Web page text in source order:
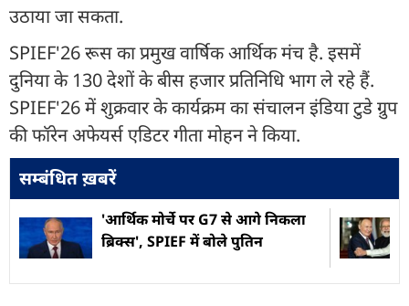
उठाया जा सकता.
SPIEF'26 रूस का प्रमुख वार्षिक आर्थिक मंच है. इसमें
दुनिया के 130 देशों के बीस हजार प्रतिनिधि भाग ले रहे हैं.
SPIEF'26 में शुक्रवार के कार्यक्रम का संचालन इंडिया टुडे ग्रुप
की फॉरेन अफेयर्स एडिटर गीता मोहन ने किया.
सम्बंधित ख़बरें
'आर्थिक मोर्चे पर G7 से आगे निकला
ब्रिक्स', SPIEF में बोले पुतिन